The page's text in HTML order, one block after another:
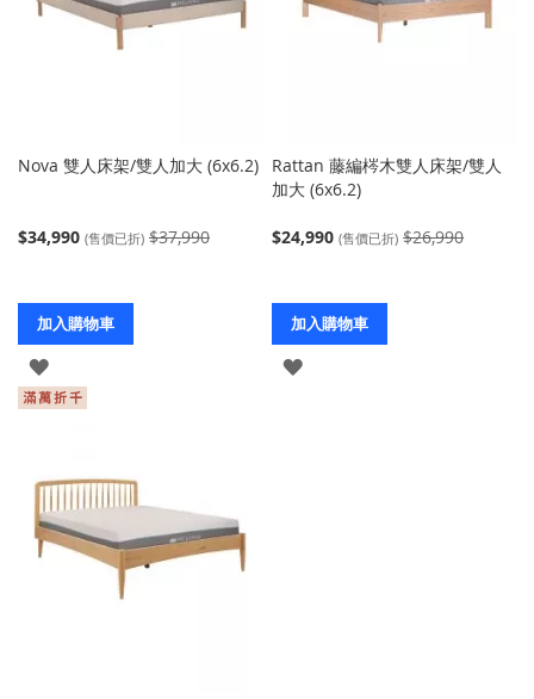
Nova 雙人床架/雙人加大 (6x6.2)
$34,990 (售價已折) $37,990
加入購物車
登
入
Rattan 藤編梣木雙人床架/雙人
加大 (6x6.2)
$24,990 (售價已折) $26,990
加入購物車
登